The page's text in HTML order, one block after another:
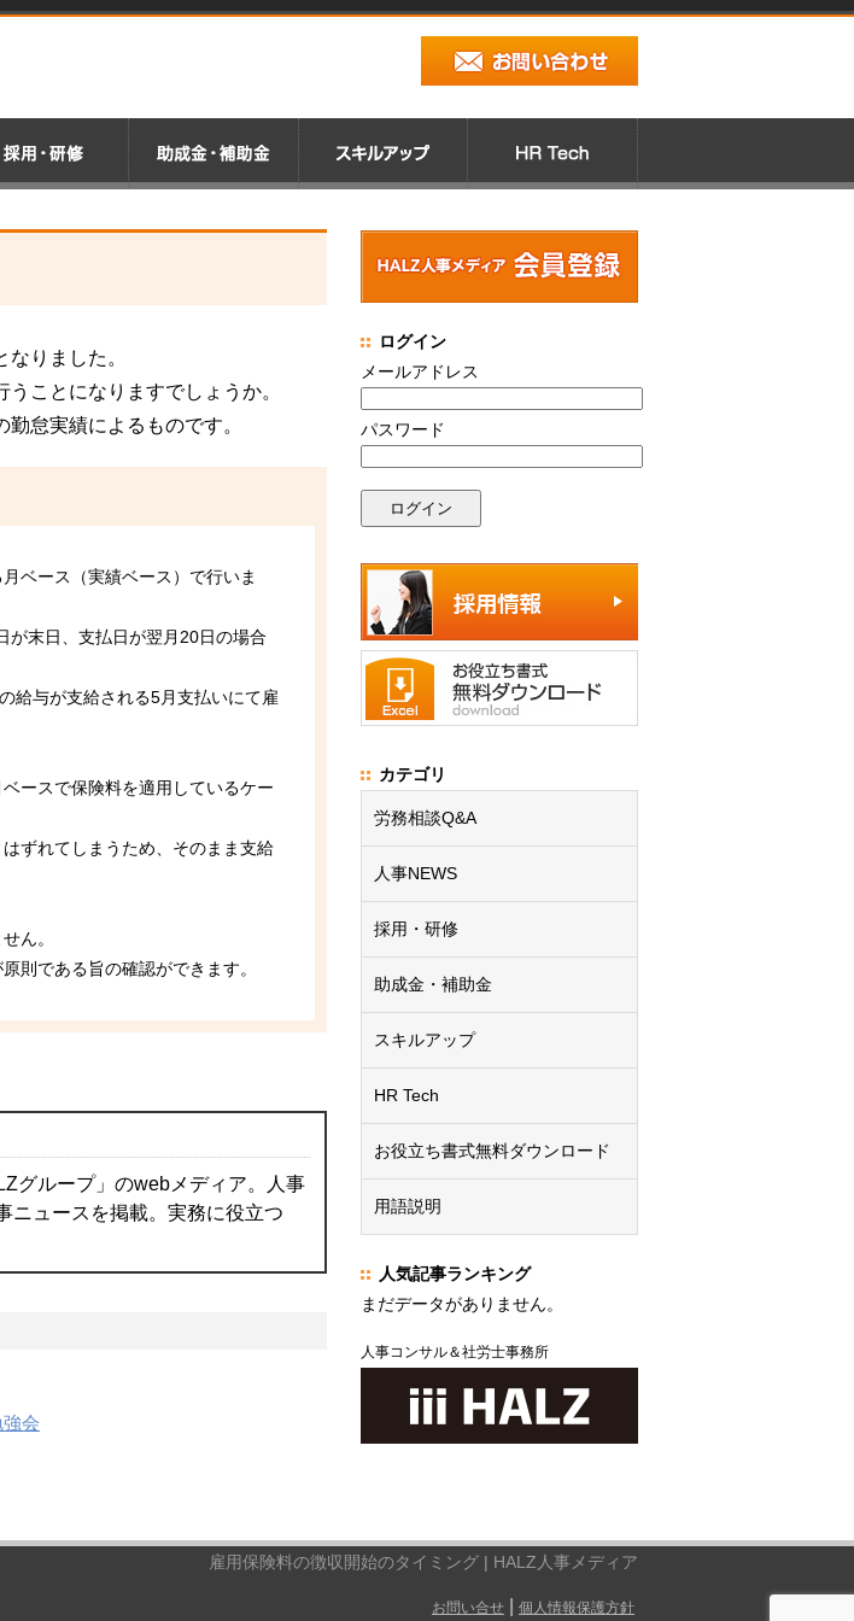
りました。
ことになりますでしょうか。
怠実績によるものです。
ベース（実績ベース）で行いま
が末日、支払日が翌月20日の場合
給与が支給される5月支払いにて雇
ースで保険料を適用しているケー
ずれてしまうため、そのまま支給
ん。
則である旨の確認ができます。
グループ」のwebメディア。人事
ニュースを掲載。実務に役立つ
会
ログイン
メールアドレス
パスワード
カテゴリ
労務相談Q&A
人事NEWS
採用・研修
助成金・補助金
スキルアップ
HR Tech
お役立ち書式無料ダウンロード
用語説明
人気記事ランキング
まだデータがありません。
人事コンサル＆社労士事務所
雇用保険料の徴収開始のタイミング | HALZ人事メディア
お問い合せ 個人情報保護方針